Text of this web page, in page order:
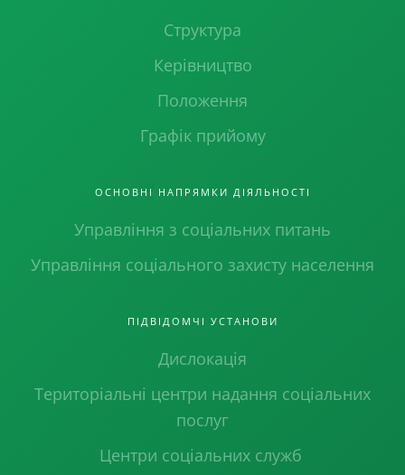
Структура
Керівництво
Положення
Графік прийому
ОСНОВНІ НАПРЯМКИ ДІЯЛЬНОСТІ
Управління з соціальних питань
Управління соціального захисту населення
ПІДВІДОМЧІ УСТАНОВИ
Дислокація
Територіальні центри надання соціальних
послуг
Центри соціальних служб